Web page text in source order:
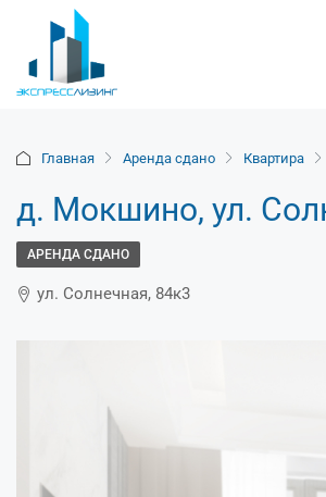
Главная Аренда сдано Квартира
д. Мокшино, ул.
АРЕНДА СДАНО
ул. Солнечная, 84к3